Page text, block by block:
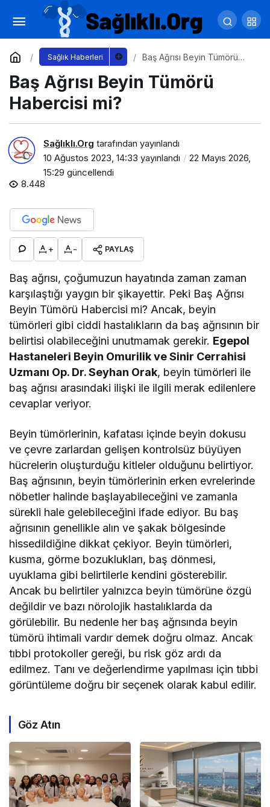
Sağlık Haberleri
Baş Ağrısı Beyin Tümörü
Baş Ağrısı Beyin Tümörü
Habercisi mi?
Sağlıklı.Org tarafından yayınlandı
10 Ağustos 2023, 14:33 yayınlandı
22 Mayıs 2026,
15:29 güncellendi
8.448
+ - PAYLAŞ
Baş ağrısı, çoğumuzun hayatında zaman zaman
karşılaştığı yaygın bir şikayettir. Peki Baş Ağrısı
Beyin Tümörü Habercisi mi? Ancak, beyin
tümörleri gibi ciddi hastalıkların da baş ağrısının bir
belirtisi olabileceğini unutmamak gerekir. Egepol
Hastaneleri Beyin Omurilik ve Sinir Cerrahisi
Uzmanı Op. Dr. Seyhan Orak, beyin tümörleri ile
baş ağrısı arasındaki ilişki ile ilgili merak edilenlere
cevaplar veriyor.
Beyin tümörlerinin, kafatası içinde beyin dokusu
ve çevre zarlardan gelişen kontrolsüz büyüyen
hücrelerin oluşturduğu kitleler olduğunu belirtiyor.
Baş ağrısının, beyin tümörlerinin erken evrelerinde
nöbetler halinde başlayabileceğini ve zamanla
sürekli hale gelebileceğini ifade ediyor. Bu baş
ağrısının genellikle alın ve şakak bölgesinde
hissedildiğine dikkat çekiyor. Beyin tümörleri,
kusma, görme bozuklukları, baş dönmesi,
uyuklama gibi belirtilerle kendini gösterebilir.
Ancak bu belirtiler yalnızca beyin tümörüne özgü
değildir ve bazı nörolojik hastalıklarda da
görülebilir. Bu nedenle her baş ağrısında beyin
tümörü ihtimali vardır demek doğru olmaz. Ancak
tıbbi protokoller gereği, bu risk göz ardı da
edilmez. Tanı ve değerlendirme yapılması için tıbbi
görüntüleme doğru bir seçenek olarak kabul edilir.
Göz Atın
Botoksla ilgili doğru bilinen 9 yanlış
Yorum Yap Paylaş